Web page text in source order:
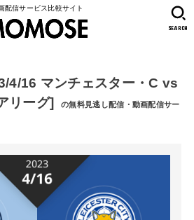
配信サービス比較サイト
SEARCH
4/16 マンチェスター・C vs
リーグ]
の無料見逃し配信・動画配信サー